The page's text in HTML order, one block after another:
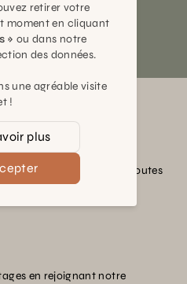
conseils pratiques et toutes
en rejoignant notre
retirer votre
moment en cliquant
» ou dans notre
des données.
une agréable visite
!
plus